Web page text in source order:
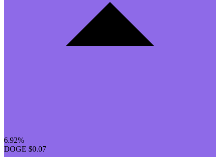
6.92%
DOGE $0.07